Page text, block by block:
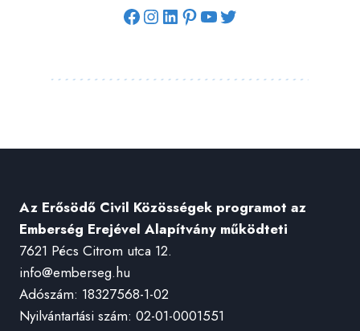
Facebook
Instagram
LinkedIn
Pinterest
YouTube
Twitter
Az Erősödő Civil Közösségek programot az
Emberség Erejével Alapítvány működteti
7621 Pécs Citrom utca 12.
info@emberseg.hu
Adószám: 18327568-1-02
Nyilvántartási szám: 02-01-0001551